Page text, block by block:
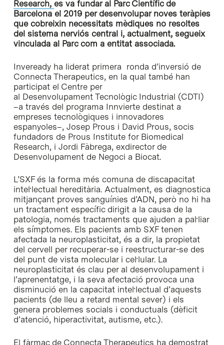
Research, es va fundar al Parc Científic de
Barcelona el 2019 per desenvolupar noves teràpies
que cobreixin necessitats mèdiques no resoltes
del sistema nerviós central i, actualment, segueix
vinculada al Parc com a entitat associada.
Inveready ha liderat primera ronda d’inversió de
Connecta Therapeutics, en la qual també han
participat el Centre per
al Desenvolupament Tecnològic Industrial (CDTI)
–a través del programa Innvierte destinat a
empreses tecnològiques i innovadores
espanyoles–, Josep Prous i David Prous, socis
fundadors de Prous Institute for Biomedical
Research, i Jordi Fàbrega, exdirector de
Desenvolupament de Negoci a Biocat.
L’SXF és la forma més comuna de discapacitat
intel·lectual hereditària. Actualment, es diagnostica
mitjançant proves sanguínies d’ADN, però no hi ha
un tractament específic dirigit a la causa de la
patologia, només tractaments que ajuden a pal·liar
els símptomes. Els pacients amb SXF tenen
afectada la neuroplasticitat, és a dir, la propietat
del cervell per recuperar-se i reestructurar-se des
del punt de vista molecular i cel·lular. La
neuroplasticitat és clau per al desenvolupament i
l’aprenentatge, i la seva afectació provoca una
disminució en la capacitat intel·lectual d’aquests
pacients (de lleu a retard mental sever) i els
genera problemes socials i conductuals (dèficit
d’atenció, hiperactivitat, autisme, etc.).
El fàrmac de Connecta Therapeutics ha demostrat